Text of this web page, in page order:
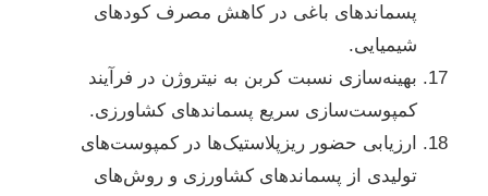
پسماندهای باغی در کاهش مصرف کودهای
شیمیایی.
بهینه‌سازی نسبت کربن به نیتروژن در فرآیند
کمپوست‌سازی سریع پسماندهای کشاورزی.
ارزیابی حضور ریزپلاستیک‌ها در کمپوست‌های
تولیدی از پسماندهای کشاورزی و روش‌های